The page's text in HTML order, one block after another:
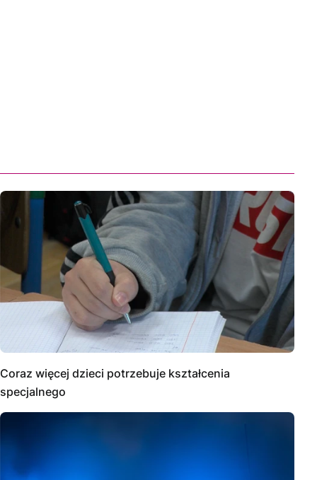
Coraz więcej dzieci potrzebuje kształcenia
specjalnego